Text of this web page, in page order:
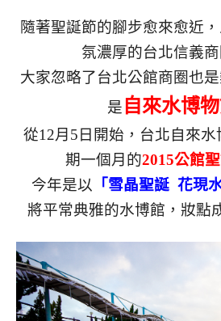
隨著聖誕節的腳步愈來愈近
氛濃厚的台北信義商
大家忽略了台北公館商圈也
是 自來水博
從12月5日開始，台北自來
期一個月的2015公館
今年是以 「雪晶聖誕 花現
將平常典雅的水博館， 妝點